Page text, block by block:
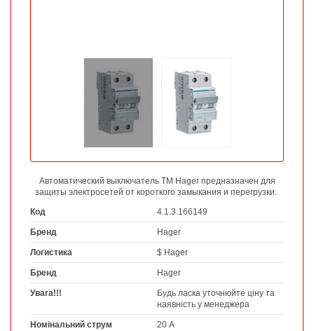
Автоматический выключатель ТМ Hager предназначен для
защиты электросетей от короткого замыкания и перегрузки.
Код
4.1.3.166149
Бренд Hager
Логистика $ Hager
Бренд Hager
Увага!!!
Будь ласка уточнюйте ціну та
наявність у менеджера
Номінальний струм 20 А